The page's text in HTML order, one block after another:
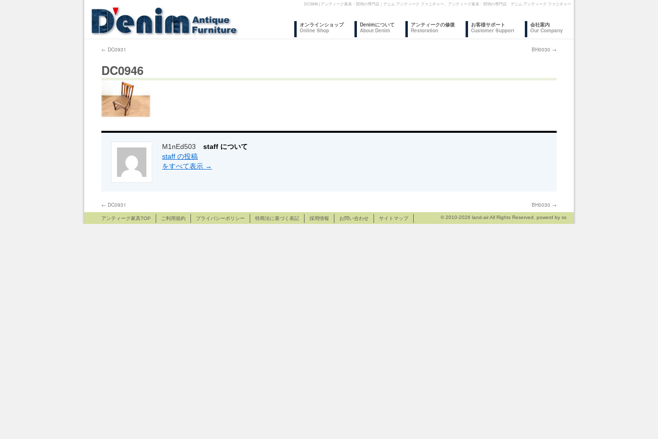
DC0946 | アンティーク家具・照明の専門店｜デニム アンティーク ファニチャー。アンティーク家具・照明の専門店 デニム アンティーク ファニチャー
オンラインショップ
Online Shop
Denimについて
About Denim
アンティークの修復
Restoration
お客様サポート
Customer Support
会社案内
Our Company
← DC0931 BH0030 →
DC0946
staff について
M1nEd503
staff の投稿
をすべて表示 →
← DC0931 BH0030 →
© 2010-2026 land-airAll Rights Reserved. powerd by ss
アンティーク家具TOP ご利用規約 プライバシーポリシー 特商法に基づく表記 採用情報 お問い合わせ サイトマップ